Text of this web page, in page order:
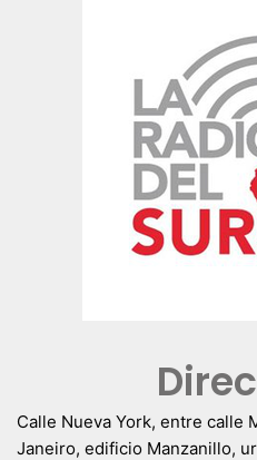
Calle Nueva York, entre calle
Janeiro, edificio Manzanillo,